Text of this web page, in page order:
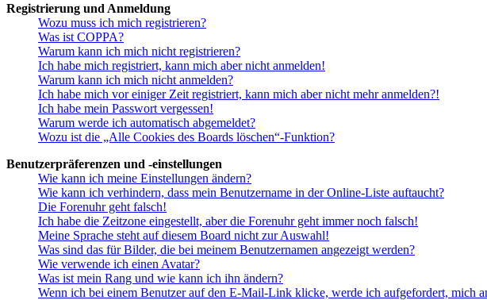
Registrierung und Anmeldung
Wozu muss ich mich registrieren?
Was ist COPPA?
Warum kann ich mich nicht registrieren?
Ich habe mich registriert, kann mich aber nicht anmelden!
Warum kann ich mich nicht anmelden?
Ich habe mich vor einiger Zeit registriert, kann mich aber nicht mehr anmelden?!
Ich habe mein Passwort vergessen!
Warum werde ich automatisch abgemeldet?
Wozu ist die „Alle Cookies des Boards löschen“-Funktion?
Benutzerpräferenzen und -einstellungen
Wie kann ich meine Einstellungen ändern?
Wie kann ich verhindern, dass mein Benutzername in der Online-Liste auftaucht?
Die Forenuhr geht falsch!
Ich habe die Zeitzone eingestellt, aber die Forenuhr geht immer noch falsch!
Meine Sprache steht auf diesem Board nicht zur Auswahl!
Was sind das für Bilder, die bei meinem Benutzernamen angezeigt werden?
Wie verwende ich einen Avatar?
Was ist mein Rang und wie kann ich ihn ändern?
Wenn ich bei einem Benutzer auf den E-Mail-Link klicke, werde ich aufgefordert, mich